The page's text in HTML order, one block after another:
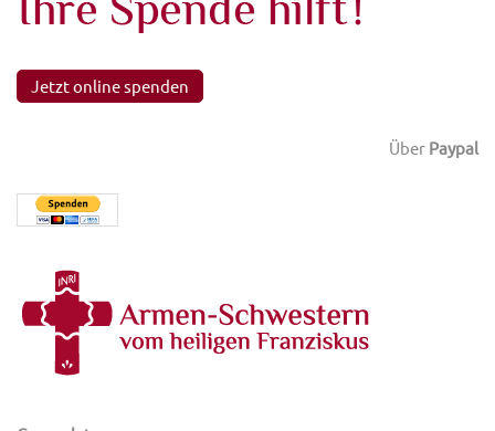
Jetzt online spenden
Über Paypal